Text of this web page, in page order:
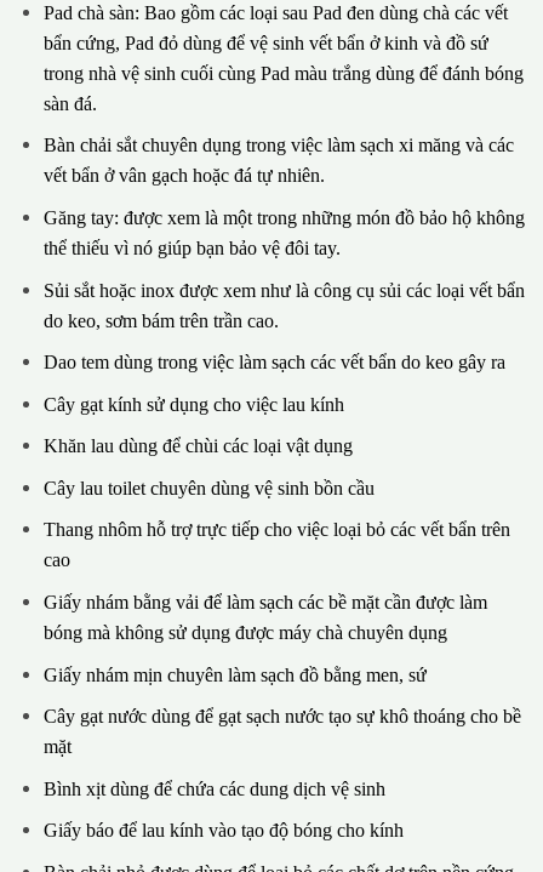
Pad chà sàn: Bao gồm các loại sau Pad đen dùng chà các vết
bẩn cứng, Pad đỏ dùng để vệ sinh vết bẩn ở kinh và đồ sứ
trong nhà vệ sinh cuối cùng Pad màu trắng dùng để đánh bóng
sàn đá.
Bàn chải sắt chuyên dụng trong việc làm sạch xi măng và các
vết bẩn ở vân gạch hoặc đá tự nhiên.
Găng tay: được xem là một trong những món đồ bảo hộ không
thể thiếu vì nó giúp bạn bảo vệ đôi tay.
Sủi sắt hoặc inox được xem như là công cụ sủi các loại vết bẩn
do keo, sơm bám trên trần cao.
Dao tem dùng trong việc làm sạch các vết bẩn do keo gây ra
Cây gạt kính sử dụng cho việc lau kính
Khăn lau dùng để chùi các loại vật dụng
Cây lau toilet chuyên dùng vệ sinh bồn cầu
Thang nhôm hỗ trợ trực tiếp cho việc loại bỏ các vết bẩn trên
cao
Giấy nhám bằng vải để làm sạch các bề mặt cần được làm
bóng mà không sử dụng được máy chà chuyên dụng
Giấy nhám mịn chuyên làm sạch đồ bằng men, sứ
Cây gạt nước dùng để gạt sạch nước tạo sự khô thoáng cho bề
mặt
Bình xịt dùng để chứa các dung dịch vệ sinh
Giấy báo để lau kính vào tạo độ bóng cho kính